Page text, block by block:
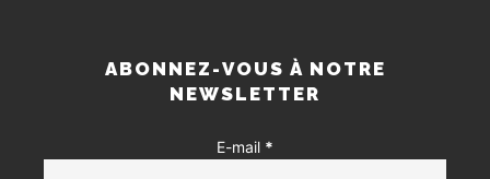
ABONNEZ-VOUS À NOTRE
NEWSLETTER
E-mail *